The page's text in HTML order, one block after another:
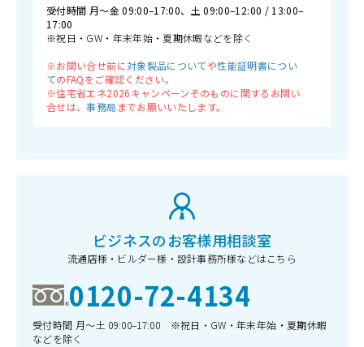
受付時間 月〜金 09:00–17:00、土 09:00–12:00 / 13:00–
17:00
※祝日・GW・年末年始・夏期休暇などを除く
※お問い合せ前に対象製品についてや性能証明書につい
てのFAQをご確認ください。
※住宅省エネ2026キャンペーンそのものに関するお問い
合せは、事務局 までお願いいたします。
ビジネスのお客様用相談室
流通店様・ビルダー様・設計事務所様などはこちら
0120-72-4134
受付時間 月〜土 09:00–17:00 ※祝日・GW・年末年始・夏期休暇
などを除く